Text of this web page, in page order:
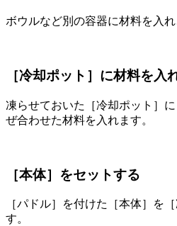
ボウルなど別の容器に材料を入れ
［冷却ポット］に材料を入
凍らせておいた［冷却ポット］
ぜ合わせた材料を入れます。
［本体］をセットする
［パドル］を付けた［本体］を
す。